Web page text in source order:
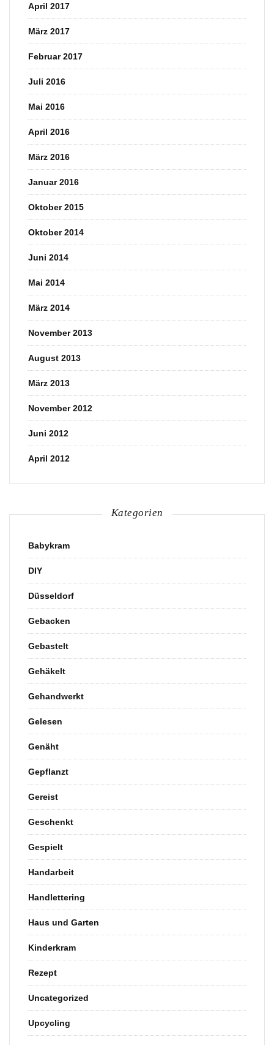
April 2017
März 2017
Februar 2017
Juli 2016
Mai 2016
April 2016
März 2016
Januar 2016
Oktober 2015
Oktober 2014
Juni 2014
Mai 2014
März 2014
November 2013
August 2013
März 2013
November 2012
Juni 2012
April 2012
Kategorien
Babykram
DIY
Düsseldorf
Gebacken
Gebastelt
Gehäkelt
Gehandwerkt
Gelesen
Genäht
Gepflanzt
Gereist
Geschenkt
Gespielt
Handarbeit
Handlettering
Haus und Garten
Kinderkram
Rezept
Uncategorized
Upcycling